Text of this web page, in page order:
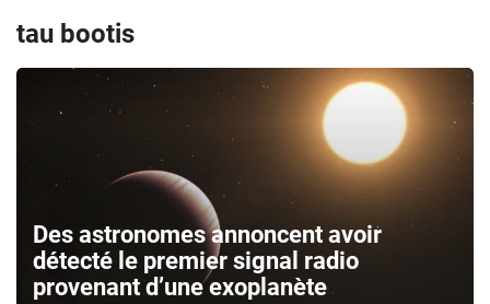
tau bootis
Des astronomes annoncent avoir
détecté le premier signal radio
provenant d’une exoplanète